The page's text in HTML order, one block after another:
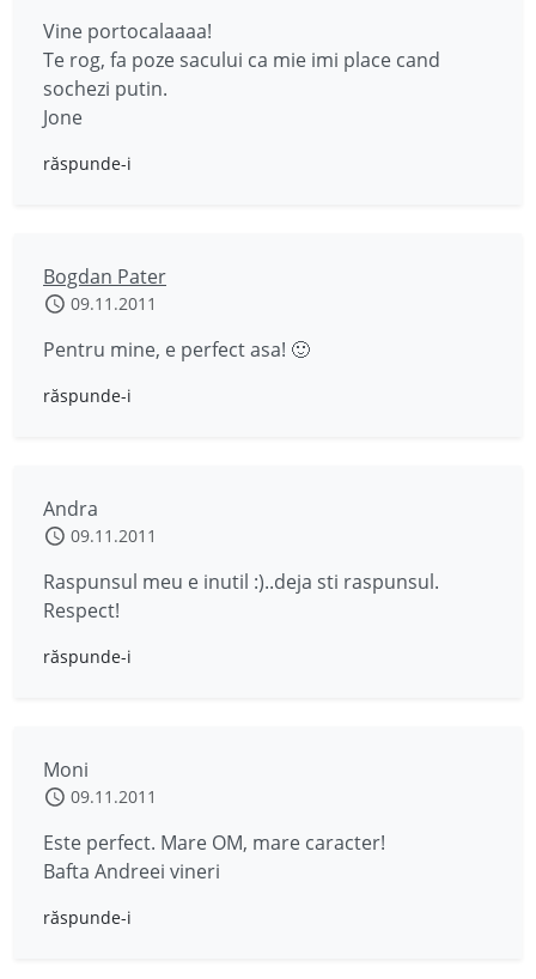
Vine portocalaaaa!
Te rog, fa poze sacului ca mie imi place cand
sochezi putin.
Jone
răspunde-i
Bogdan Pater
09.11.2011
Pentru mine, e perfect asa! 🙂
răspunde-i
Andra
09.11.2011
Raspunsul meu e inutil :)..deja sti raspunsul.
Respect!
răspunde-i
Moni
09.11.2011
Este perfect. Mare OM, mare caracter!
Bafta Andreei vineri
răspunde-i